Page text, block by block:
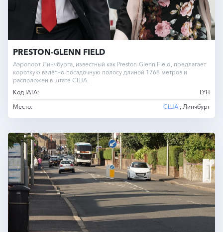
PRESTON-GLENN FIELD
Аэропорт Линчбурга, известный как Preston-Glenn Field, предлагает
короткую взлётно-посадочную полосу длиной 1768 метров и
расположен в штате США.
Код IATA:
LYH
Место:
США , Линчбург